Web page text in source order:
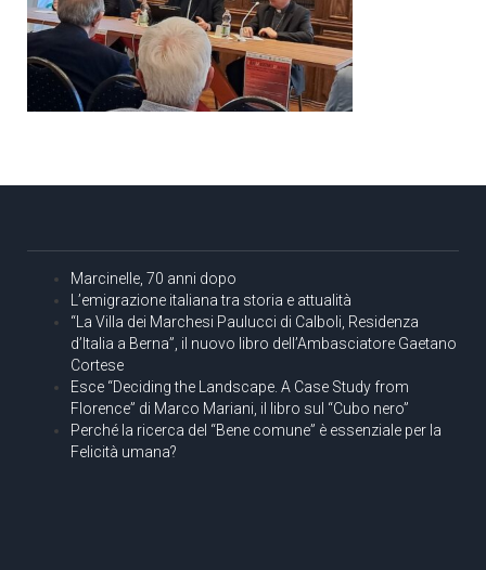
Marcinelle, 70 anni dopo
L’emigrazione italiana tra storia e attualità
“La Villa dei Marchesi Paulucci di Calboli, Residenza
d’Italia a Berna”, il nuovo libro dell’Ambasciatore Gaetano
Cortese
Esce “Deciding the Landscape. A Case Study from
Florence” di Marco Mariani, il libro sul “Cubo nero”
Perché la ricerca del “Bene comune” è essenziale per la
Felicità umana?